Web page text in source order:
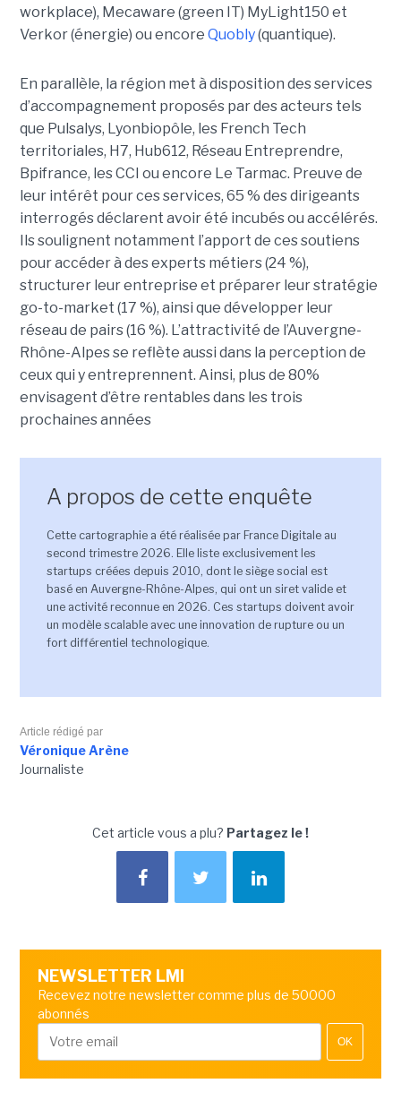
workplace), Mecaware (green IT) MyLight150 et
Verkor (énergie) ou encore Quobly(quantique).
En parallèle, la région met à disposition des services
d’accompagnement proposés par des acteurs tels
que Pulsalys, Lyonbiopôle, les French Tech
territoriales, H7, Hub612, Réseau Entreprendre,
Bpifrance, les CCI ou encore Le Tarmac. Preuve de
leur intérêt pour ces services, 65 % des dirigeants
interrogés déclarent avoir été incubés ou accélérés.
Ils soulignent notamment l’apport de ces soutiens
pour accéder à des experts métiers (24 %),
structurer leur entreprise et préparer leur stratégie
go-to-market (17 %), ainsi que développer leur
réseau de pairs (16 %). L’attractivité de l’Auvergne-
Rhône-Alpes se reflète aussi dans la perception de
ceux qui y entreprennent. Ainsi, plus de 80%
envisagent d’être rentables dans les trois
prochaines années
A propos de cette enquête
Cette cartographie a été réalisée par France Digitale au
second trimestre 2026. Elle liste exclusivement les
startups créées depuis 2010, dont le siège social est
basé en Auvergne-Rhône-Alpes, qui ont un siret valide et
une activité reconnue en 2026. Ces startups doivent avoir
un modèle scalable avec une innovation de rupture ou un
fort différentiel technologique.
Article rédigé par
Véronique Arène
Journaliste
Cet article vous a plu? Partagez le !
NEWSLETTER LMI
Recevez notre newsletter comme plus de 50000
abonnés
OK